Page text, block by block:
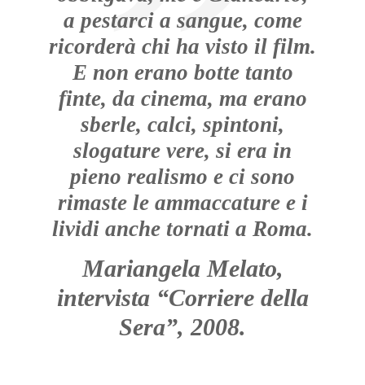
a pestarci a sangue, come
ricorderà chi ha visto il film.
E non erano botte tanto
finte, da cinema, ma erano
sberle, calci, spintoni,
slogature vere, si era in
pieno realismo e ci sono
rimaste le ammaccature e i
lividi anche tornati a Roma.
Mariangela Melato,
intervista “Corriere della
Sera”, 2008.